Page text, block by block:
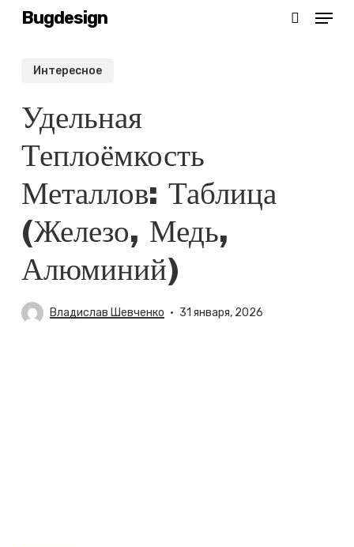
SkipBugdesign Menu
Интересное
Удельная
Теплоёмкость
Металлов: Таблица
(железо, Медь,
Алюминий)
Владислав Шевченко 31 января, 2026